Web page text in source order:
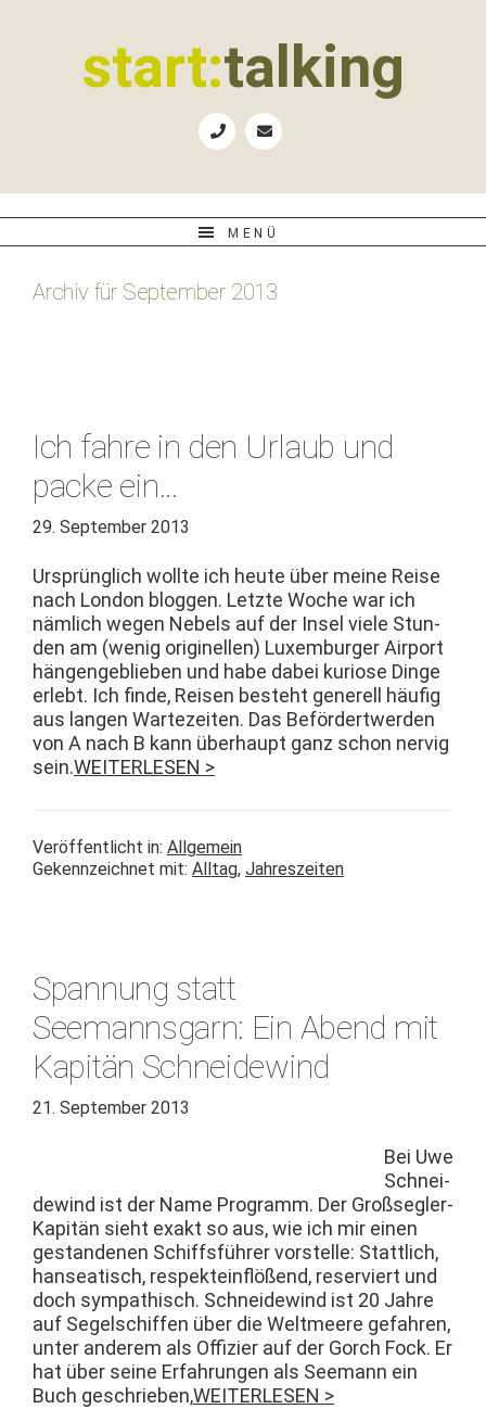
start:talking
B2B-
Unternehmen,
Social
Manager
MENÜ
Archiv für September 2013
Ich fahre in den Urlaub und
packe ein…
29. September 2013
Ursprünglich wollte ich heute über meine Reise
nach Lon­don bloggen. Let­zte Woche war ich
näm­lich wegen Nebels auf der Insel viele Stun­
den am (wenig orig­inellen) Lux­em­burg­er Air­port
hän­genge­blieben und habe dabei kuriose Dinge
erlebt. Ich finde, Reisen beste­ht generell häu­fig
aus lan­gen Wartezeit­en. Das Beförder­twer­den
von A nach B kann über­haupt ganz schon nervig
sein.WEITERLESEN >
Veröffentlicht in: Allgemein
Gekennzeichnet mit: Alltag, Jahreszeiten
Spannung statt
Seemannsgarn: Ein Abend mit
Kapitän Schneidewind
21. September 2013
Bei Uwe
Schnei­
dewind ist der Name Pro­gramm. Der Großsegler-
Kapitän sieht exakt so aus, wie ich mir einen
ges­tande­nen Schiffs­führer vorstelle: Stat­tlich,
hanseatisch, respek­te­in­flößend, reserviert und
doch sym­pa­thisch. Schnei­dewind ist 20 Jahre
auf Segelschif­f­en über die Welt­meere gefahren,
unter anderem als Offizier auf der Gorch Fock. Er
hat über seine Erfahrun­gen als See­mann ein
Buch geschrieben,WEITERLESEN >